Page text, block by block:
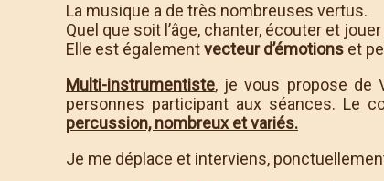
La musique a de très nombreuses vertus.
Quel que soit l’âge, chanter, écouter et jouer
Elle est égalementvecteur d’émotionset
Multi-instrumentiste, je vous propose de
personnes participant aux séances. Le
percussion, nombreux et variés.
Je me déplace et interviens,